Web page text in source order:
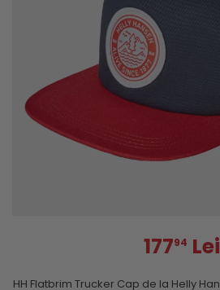
17794 Lei
HH Flatbrim Trucker Cap de la Helly